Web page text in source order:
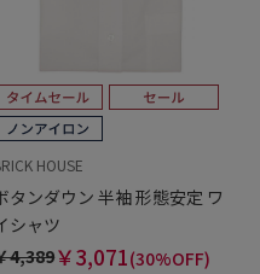
HOUSE
タンダウン 半袖 形態安定 ワ
シャツ
4,389￥3,071(30%OFF)